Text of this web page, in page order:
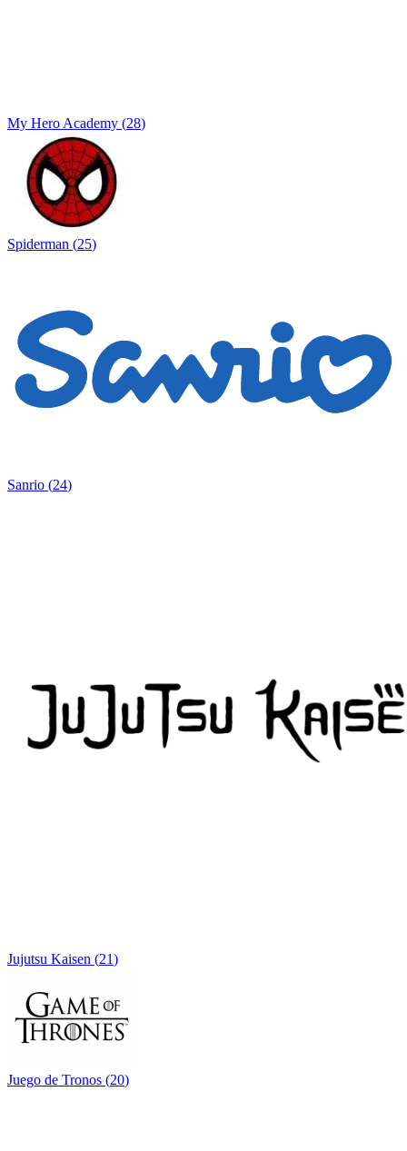
My Hero Academy (28)
Spiderman (25)
Sanrio (24)
Jujutsu Kaisen (21)
Juego de Tronos (20)